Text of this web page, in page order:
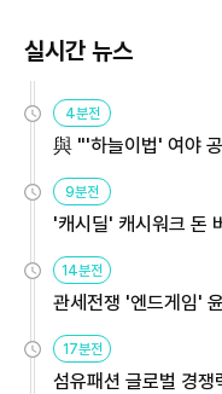
실시간 뉴스
4분전
與 "'하늘이법' 여야
9분전
'캐시딜' 캐시워크 돈
14분전
관세전쟁 '엔드게임'
17분전
섬유패션 글로벌 경